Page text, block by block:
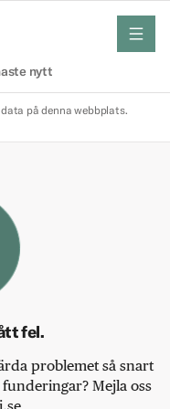
nytt
meny
på denna webbplats.
fel.
problemet så snart
Mejla oss